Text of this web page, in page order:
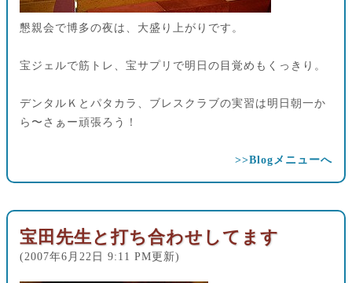
懇親会で博多の夜は、大盛り上がりです。
宝ジェルで筋トレ、宝サプリで明日の目覚めもくっきり。
デンタルＫとパタカラ、ブレスクラブの実習は明日朝一か
ら〜さぁー頑張ろう！
>>Blogメニューへ
宝田先生と打ち合わせしてます
(2007年6月22日 9:11 PM更新)